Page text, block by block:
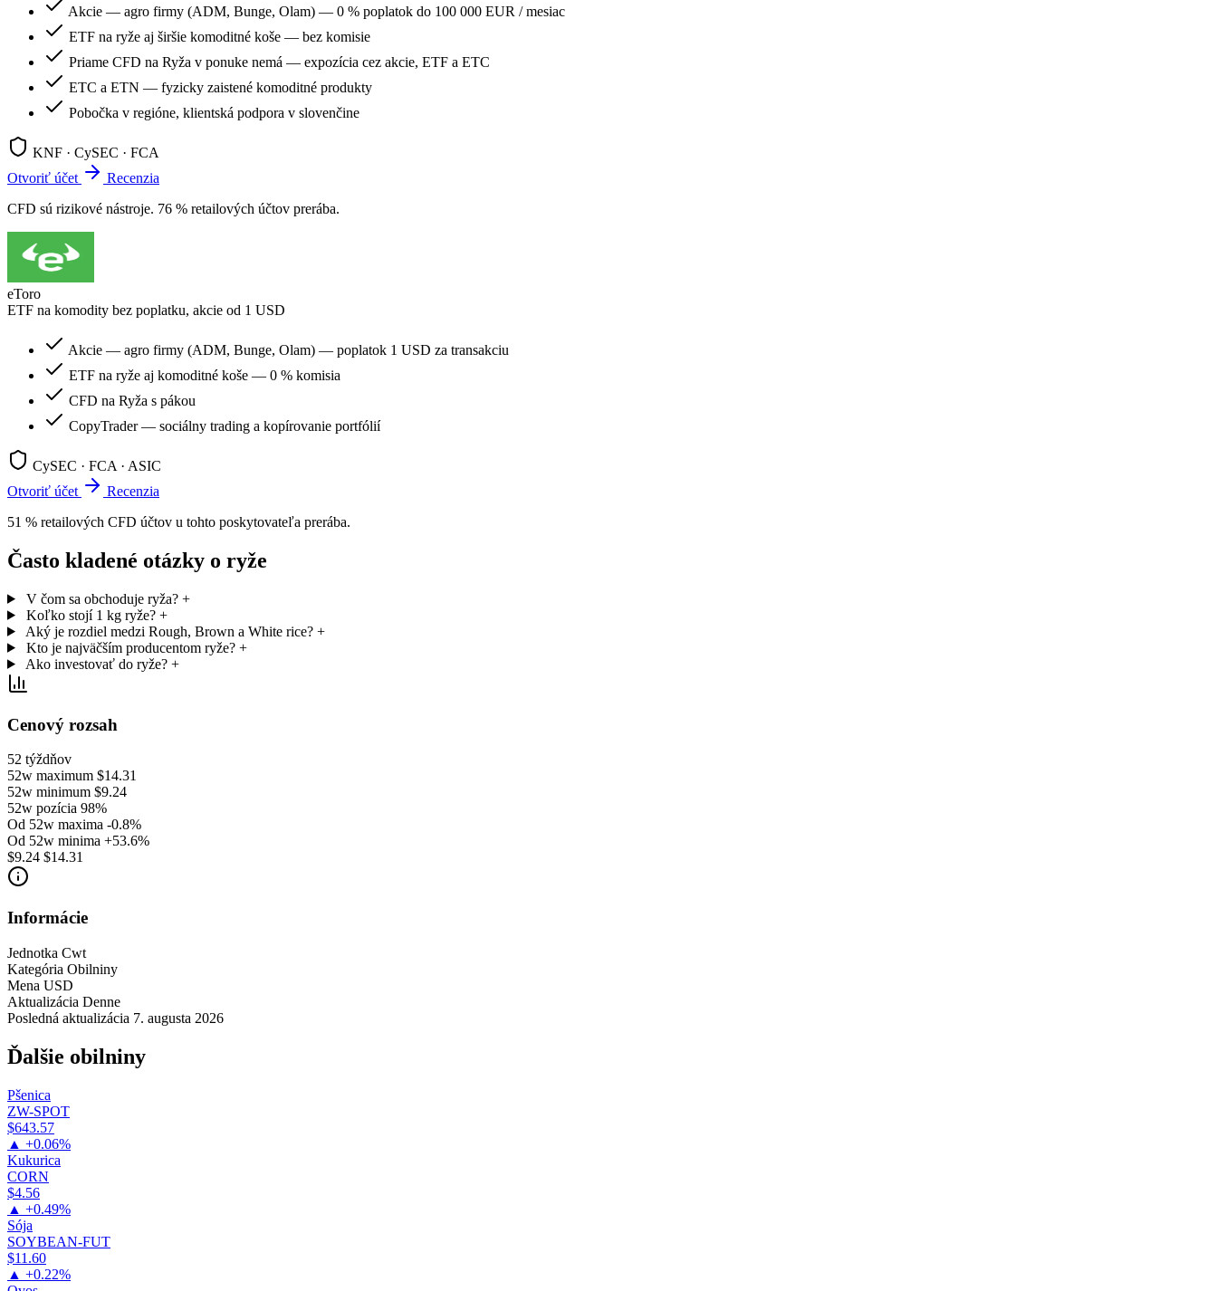
Akcie — agro firmy (ADM, Bunge, Olam) — 0 % poplatok do 100 000 EUR / mesiac
ETF na ryže aj širšie komoditné koše — bez komisie
Priame CFD na Ryža v ponuke nemá — expozícia cez akcie, ETF a ETC
ETC a ETN — fyzicky zaistené komoditné produkty
Pobočka v regióne, klientská podpora v slovenčine
KNF · CySEC · FCA
Otvoriť účet
Recenzia
CFD sú rizikové nástroje. 76 % retailových účtov prerába.
eToro
ETF na komodity bez poplatku, akcie od 1 USD
Akcie — agro firmy (ADM, Bunge, Olam) — poplatok 1 USD za transakciu
ETF na ryže aj komoditné koše — 0 % komisia
CFD na Ryža s pákou
CopyTrader — sociálny trading a kopírovanie portfólií
CySEC · FCA · ASIC
Otvoriť účet
Recenzia
51 % retailových CFD účtov u tohto poskytovateľa prerába.
Často kladené otázky o ryže
V čom sa obchoduje ryža? +
Koľko stojí 1 kg ryže? +
Aký je rozdiel medzi Rough, Brown a White rice? +
Kto je najväčším producentom ryže? +
Ako investovať do ryže? +
Cenový rozsah
52 týždňov
52w maximum $14.31
52w minimum $9.24
52w pozícia 98%
Od 52w maxima -0.8%
Od 52w minima +53.6%
$9.24 $14.31
Informácie
Jednotka Cwt
Kategória Obilniny
Mena USD
Aktualizácia Denne
Posledná aktualizácia 7. augusta 2026
Ďalšie obilniny
Pšenica
ZW-SPOT
$643.57
▲ +0.06%
Kukurica
CORN
$4.56
▲ +0.49%
Sója
SOYBEAN-FUT
$11.60
▲ +0.22%